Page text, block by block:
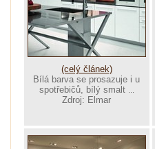
(celý článek)
Bílá barva se prosazuje i u
spotřebičů, bílý smalt
Zdroj: Elmar